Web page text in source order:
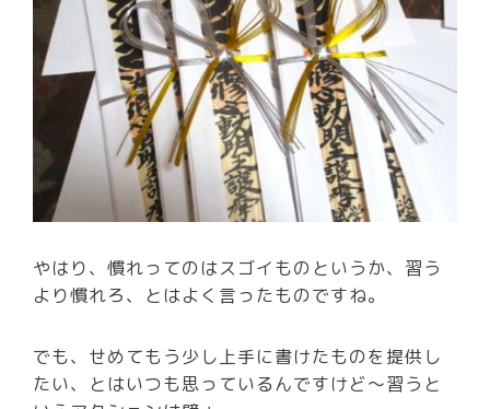
やはり、慣れってのはスゴイものというか、習う
より慣れろ、とはよく言ったものですね。
でも、せめてもう少し上手に書けたものを提供し
たい、とはいつも思っているんですけど～習うと